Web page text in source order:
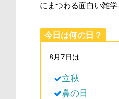
にまつわる面白い雑学
今日は何の日？
8月7日は…
立秋
鼻の日